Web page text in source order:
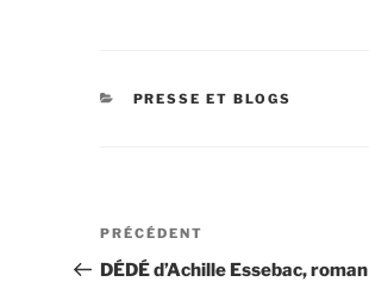
CATÉGORIES
PRESSE ET BLOGS
Navigation
de
Article
précédent
PRÉCÉDENT
DÉDÉ d’Achille Essebac, roman